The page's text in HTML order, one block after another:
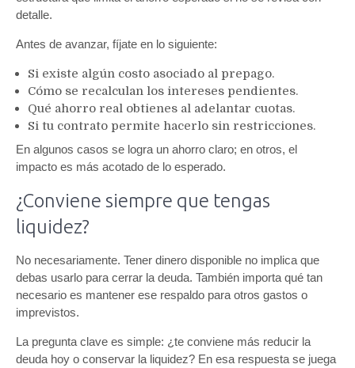
detalle.
Antes de avanzar, fíjate en lo siguiente:
Si existe algún costo asociado al prepago.
Cómo se recalculan los intereses pendientes.
Qué ahorro real obtienes al adelantar cuotas.
Si tu contrato permite hacerlo sin restricciones.
En algunos casos se logra un ahorro claro; en otros, el
impacto es más acotado de lo esperado.
¿Conviene siempre que tengas
liquidez?
No necesariamente. Tener dinero disponible no implica que
debas usarlo para cerrar la deuda. También importa qué tan
necesario es mantener ese respaldo para otros gastos o
imprevistos.
La pregunta clave es simple: ¿te conviene más reducir la
deuda hoy o conservar la liquidez? En esa respuesta se juega